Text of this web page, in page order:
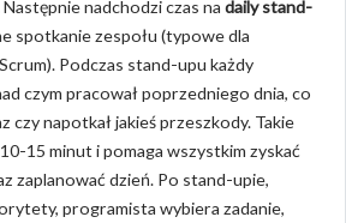
nadchodzi czas na daily stand-
spotkanie zespołu (typowe dla
Podczas stand-upu każdy
czym pracował poprzedniego dnia, co
czy napotkał jakieś przeszkody. Takie
15 minut i pomaga wszystkim zyskać
zaplanować dzień. Po stand-upie,
programista wybiera zadanie,